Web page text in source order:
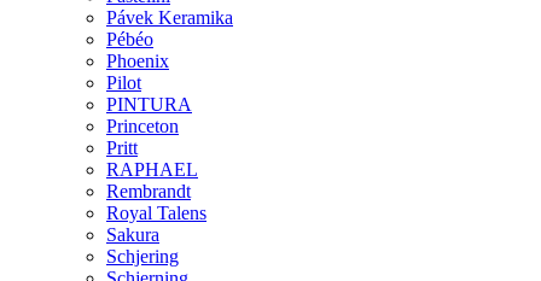
Pávek Keramika
Pébéo
Phoenix
Pilot
PINTURA
Princeton
Pritt
RAPHAEL
Rembrandt
Royal Talens
Sakura
Schjering